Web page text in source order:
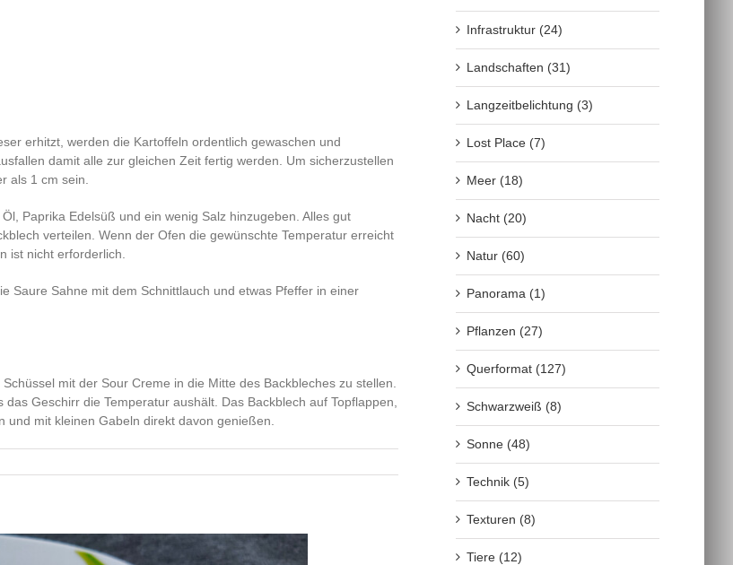
erhitzt, werden die Kartoffeln ordentlich gewaschen und
damit alle zur gleichen Zeit fertig werden. Um sicherzustellen
als 1 cm sein.
Paprika Edelsüß und ein wenig Salz hinzugeben. Alles gut
verteilen. Wenn der Ofen die gewünschte Temperatur erreicht
ist nicht erforderlich.
Saure Sahne mit dem Schnittlauch und etwas Pfeffer in einer
mit der Sour Creme in die Mitte des Backbleches zu stellen.
Geschirr die Temperatur aushält. Das Backblech auf Topflappen,
mit kleinen Gabeln direkt davon genießen.
Infrastruktur (24)
Landschaften (31)
Langzeitbelichtung (3)
Lost Place (7)
Meer (18)
Nacht (20)
Natur (60)
Panorama (1)
Pflanzen (27)
Querformat (127)
Schwarzweiß (8)
Sonne (48)
Technik (5)
Texturen (8)
Tiere (12)